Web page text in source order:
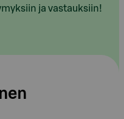
ja vastauksiin!